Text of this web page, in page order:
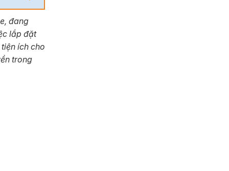
đang
lắp đặt
ích cho
trong